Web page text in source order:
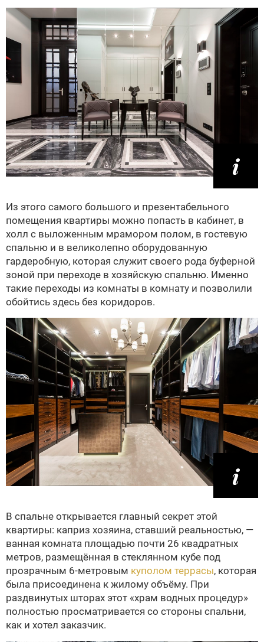
Из этого самого большого и презентабельного
помещения квартиры можно попасть в кабинет, в
холл с выложенным мрамором полом, в гостевую
спальню и в великолепно оборудованную
гардеробную, которая служит своего рода буферной
зоной при переходе в хозяйскую спальню. Именно
такие переходы из комнаты в комнату и позволили
обойтись здесь без коридоров.
В спальне открывается главный секрет этой
квартиры: каприз хозяина, ставший реальностью, —
ванная комната площадью почти 26 квадратных
метров, размещённая в стеклянном кубе под
прозрачным 6-метровым куполом террасы, которая
была присоединена к жилому объёму. При
раздвинутых шторах этот «храм водных процедур»
полностью просматривается со стороны спальни,
как и хотел заказчик.